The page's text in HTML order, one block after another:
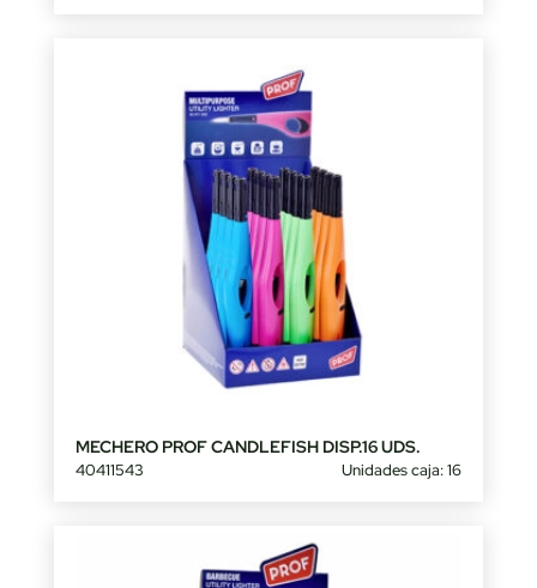
MECHERO PROF CANDLEFISH DISP.16 UDS.
40411543 Unidades caja: 16